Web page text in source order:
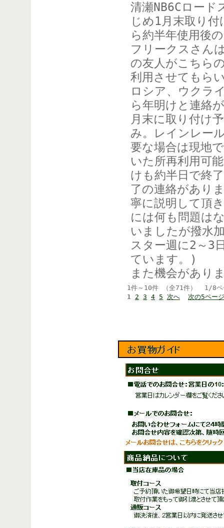
清瀬NB6Cロード
じめ1月末取り
ら約半年使用後
フリークスさん
の友人がこちら
利用させてもら
ロシア、ウクラ
ら年明けと連絡
月末に取り付け
み。レインレー
要な場合は現地
いた所再利用可
けも約半日で終
了の連絡があり
寧に説明して頂
には何も問題は
いましたが撥水
スター週に2～3
ています。)
また機会があり
1件～10件 （全71件） 1/8ペ
1
2 3 4 5 次へ 次の5ペー